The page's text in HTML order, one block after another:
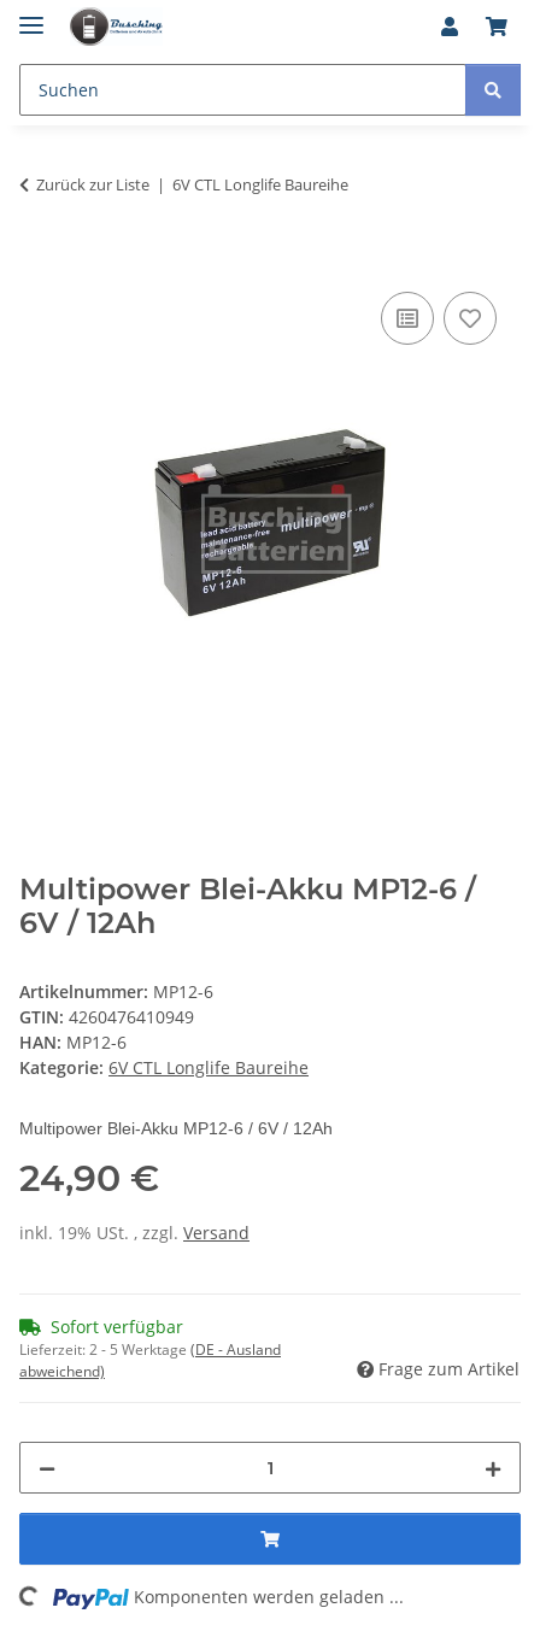
Zurück zur Liste 6V CTL Longlife Baureihe
Multipower Blei-Akku MP12-6 /
6V / 12Ah
Artikelnummer: MP12-6
GTIN: 4260476410949
HAN: MP12-6
Kategorie: 6V CTL Longlife Baureihe
Multipower Blei-Akku MP12-6 / 6V / 12Ah
24,90 €
inkl. 19% USt. , zzgl. Versand
Sofort verfügbar
Lieferzeit:2 - 5 Werktage (DE - Ausland
abweichend)
Frage zum Artikel
Komponenten werden geladen ...